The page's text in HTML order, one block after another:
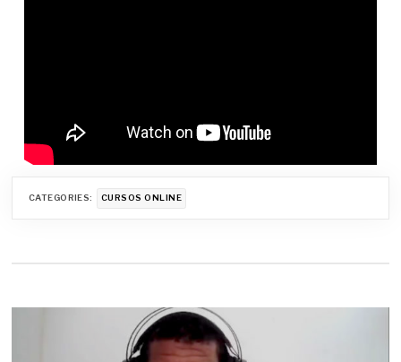
CATEGORIES: CURSOS ONLINE
Navegação